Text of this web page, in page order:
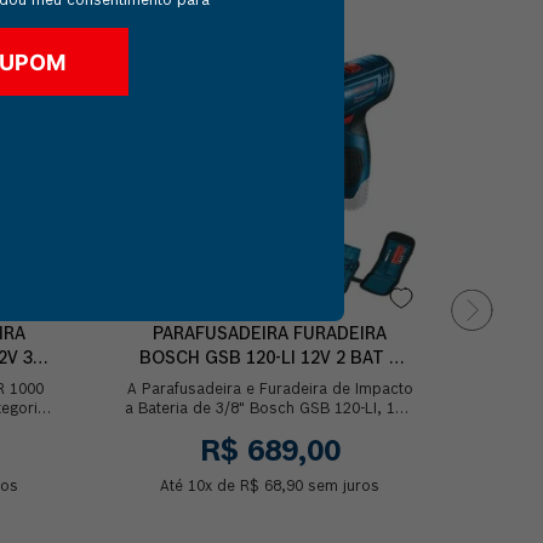
32
1000
PARAFUSADEIRA FURADEIRA
BOSCH GSB 120-LI 12V 2 BAT E
MALETA
A Parafusadeira e Furadeira de Impacto
a Bateria de 3/8" Bosch GSB 120-LI, 12V,
2,0Ah, p...
R$ 689,00
Até 10x de R$ 68,90 sem juros